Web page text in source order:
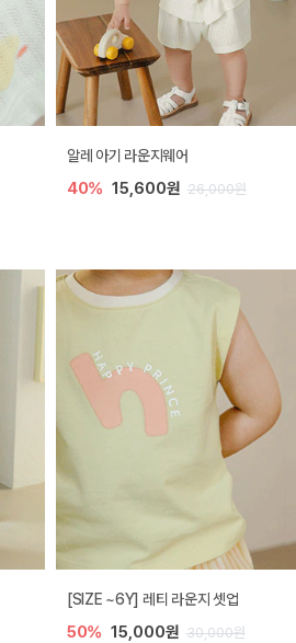
알레 아기 라운지웨어
40% 15,600원 26,000원
[SIZE ~6Y] 레티 라운지 셋업
50% 15,000원 30,000원